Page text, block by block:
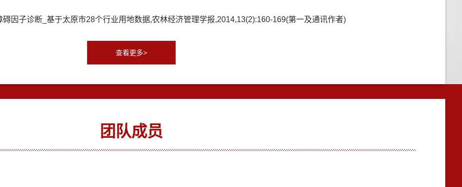
因子诊断_基于太原市28个行业用地数据,农林经济管理学报,2014,13(2):160-169(第一及通讯作者)
查看更多>
团队成员